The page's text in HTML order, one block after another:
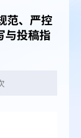
范、严控
与投稿指